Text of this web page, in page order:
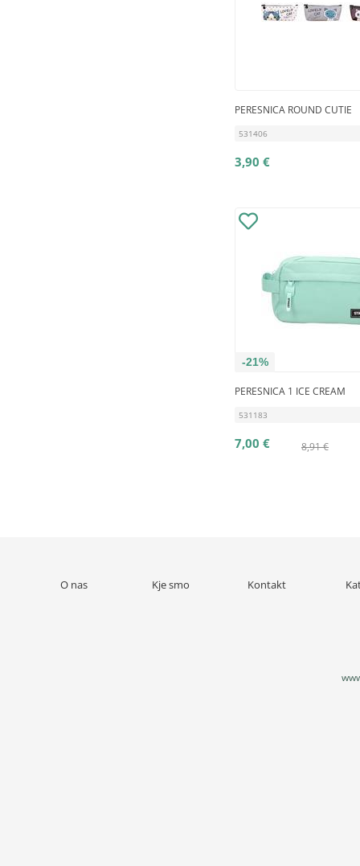
PERESNICA ROUND CUTIE
531406
3,90 €
-21%
PERESNICA 1 ICE CREAM
531183
8,91 €
7,00 €
O nas Kje smo Kontakt